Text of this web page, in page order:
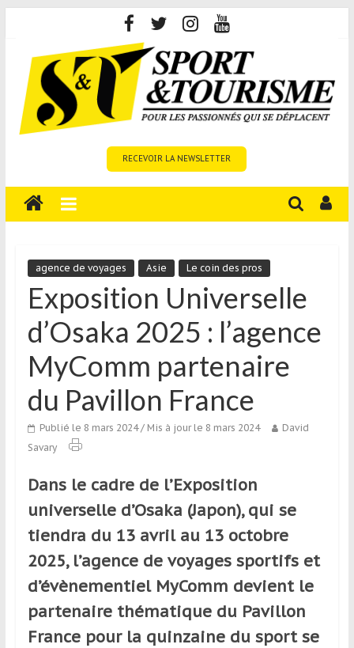
content
Tourisme
est
média
sur
tourisme
sportif
qui
s’adresse
aux
voyageurs
ponctuels
réguliers,
passionnés
ou
simples
spectateurs
de
sport,
qui
RECEVOIR LA NEWSLETTER
agence de voyages Asie Le coin des pros
Exposition Universelle
d’Osaka 2025 : l’agence
MyComm partenaire
du Pavillon France
Publié le 8 mars 2024/ Mis à jour le 8 mars 2024
David
Savary
Dans le cadre de l’Exposition
universelle d’Osaka (Japon), qui se
tiendra du 13 avril au 13 octobre
2025, l’agence de voyages sportifs et
d’évènementiel MyComm devient le
partenaire thématique du Pavillon
France pour la quinzaine du sport se